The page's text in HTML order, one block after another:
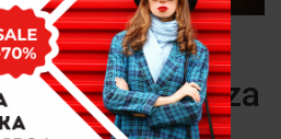
do domu
retro wnętrza
0